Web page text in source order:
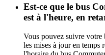
Est-ce que le bus
est à l'heure, en
Vous pouvez suivre
les mises à jour en temps